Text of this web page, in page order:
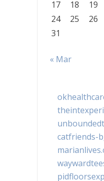
17
18 19
24
25 26
31
« Mar
catfriends-